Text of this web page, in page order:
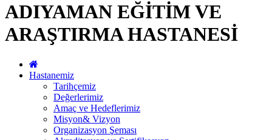
ADIYAMAN EĞİTİM VE
ARAŞTIRMA HASTANESİ
Hastanemiz
Tarihçemiz
Değerlerimiz
Amaç ve Hedeflerimiz
Misyon& Vizyon
Organizasyon Şeması